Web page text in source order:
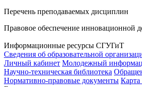
Перечень преподаваемых дисциплин
Правовое обеспечение инновационной
Информационные ресурсы СГУГиТ
Сведения об образовательной
Личный кабинет Молодежный
Научно-техническая библиотека
Нормативно-правовые документы Карта